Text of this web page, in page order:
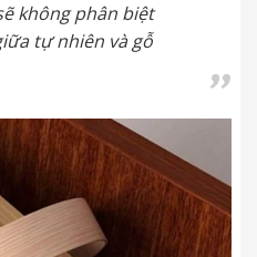
không phân biệt
tự nhiên và gỗ